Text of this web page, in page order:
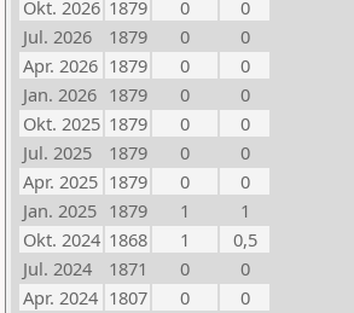
Okt. 2026 1879 0
0
Jul. 2026
1879 0
0
Apr. 2026 1879 0
0
Jan. 2026 1879 0
0
Okt. 2025 1879 0
0
Jul. 2025
1879 0
0
Apr. 2025 1879 0
0
Jan. 2025 1879 1
1
Okt. 2024 1868 1
0,5
Jul. 2024
1871 0
0
Apr. 2024 1807 0
0